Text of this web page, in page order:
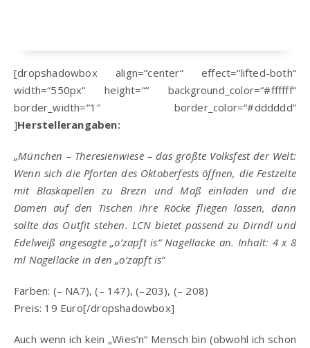
[dropshadowbox align=“center“ effect=“lifted-both“
width=“550px“ height=““ background_color=“#ffffff“
border_width=“1″ border_color=“#dddddd“
]Herstellerangaben:
„München – Theresienwiese – das größte Volksfest der Welt:
Wenn sich die Pforten des Oktoberfests öffnen, die Festzelte
mit Blaskapellen zu Brezn und Maß einladen und die
Damen auf den Tischen ihre Röcke fliegen lassen, dann
sollte das Outfit stehen. LCN bietet passend zu Dirndl und
Edelweiß angesagte „o’zapft is“ Nagellacke an. Inhalt: 4 x 8
ml Nagellacke in den „o‘zapft is“
Farben: (– NA7), (– 147), (–203), (– 208)
Preis: 19 Euro[/dropshadowbox]
Auch wenn ich kein „Wies’n“ Mensch bin (obwohl ich schon